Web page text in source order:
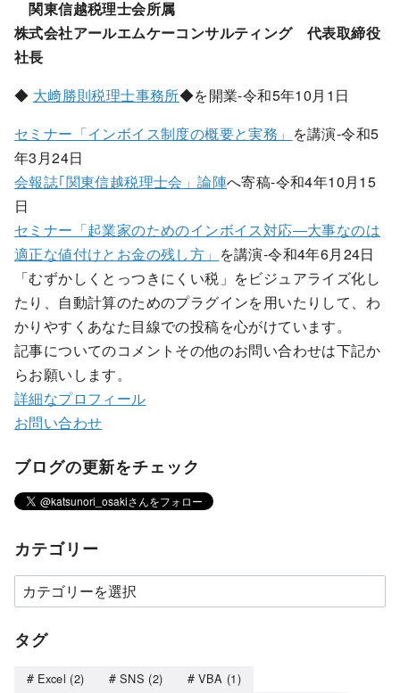
関東信越税理士会所属
株式会社アールエムケーコンサルティング 代表取締役
社長
◆ 大﨑勝則税理士事務所◆を開業-令和5年10月1日
セミナー「インボイス制度の概要と実務」 を講演-令和5
年3月24日
会報誌｢関東信越税理士会」論陣へ寄稿-令和4年10月15
日
セミナー「起業家のためのインボイス対応―大事なのは
適正な値付けとお金の残し方」 を講演-令和4年6月24日
「むずかしくとっつきにくい税」をビジュアライズ化し
たり、自動計算のためのプラグインを用いたりして、わ
かりやすくあなた目線での投稿を心がけています。
記事についてのコメントその他のお問い合わせは下記か
らお願いします。
詳細なプロフィール
お問い合わせ
ブログの更新をチェック
カテゴリー
タグ
Excel (2) SNS (2) VBA (1)